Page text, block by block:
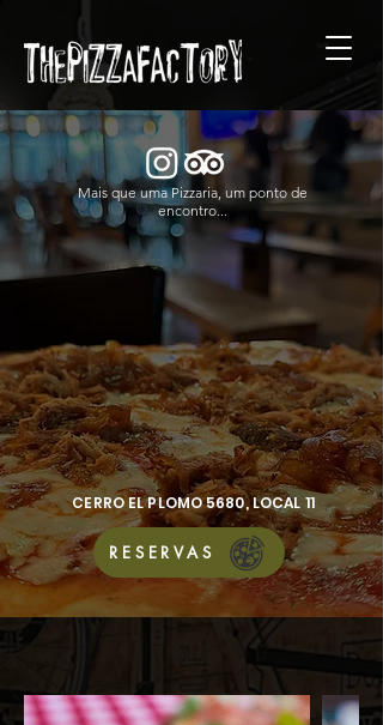
Mais que uma Pizzaria, um ponto de
encontro...
CERRO EL PLOMO 5680, LOCAL 11
RESERVAS